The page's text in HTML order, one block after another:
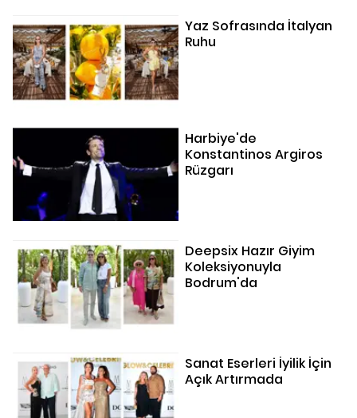
Yaz Sofrasında İtalyan
Ruhu
Harbiye'de
Konstantinos Argiros
Rüzgarı
Deepsix Hazır Giyim
Koleksiyonuyla
Bodrum'da
Sanat Eserleri İyilik İçin
Açık Artırmada